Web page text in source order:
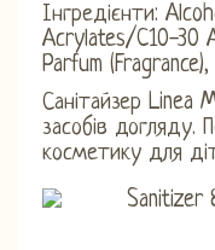
Інгредієнти:
Acrylates/C10-30
Parfum
Санітайзер Linea
засобів догляду.
косметику для